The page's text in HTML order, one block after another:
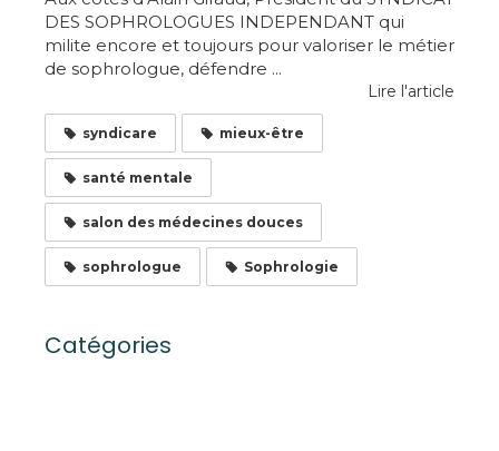
DES SOPHROLOGUES INDEPENDANT qui
milite encore et toujours pour valoriser le métier
de sophrologue, défendre ...
Lire l'article
syndicare mieux-être
santé mentale
salon des médecines douces
sophrologue Sophrologie
Catégories